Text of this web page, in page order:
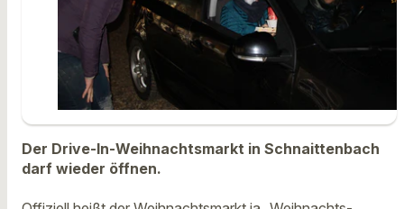
Der Drive-In-Weihnachtsmarkt in Schnaittenbach
darf wieder öffnen.